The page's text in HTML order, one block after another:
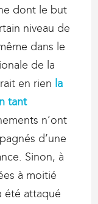
dont le but
niveau de
dans le
de la
en rien la
tant
n’ont
d’une
Sinon, à
à moitié
été attaqué